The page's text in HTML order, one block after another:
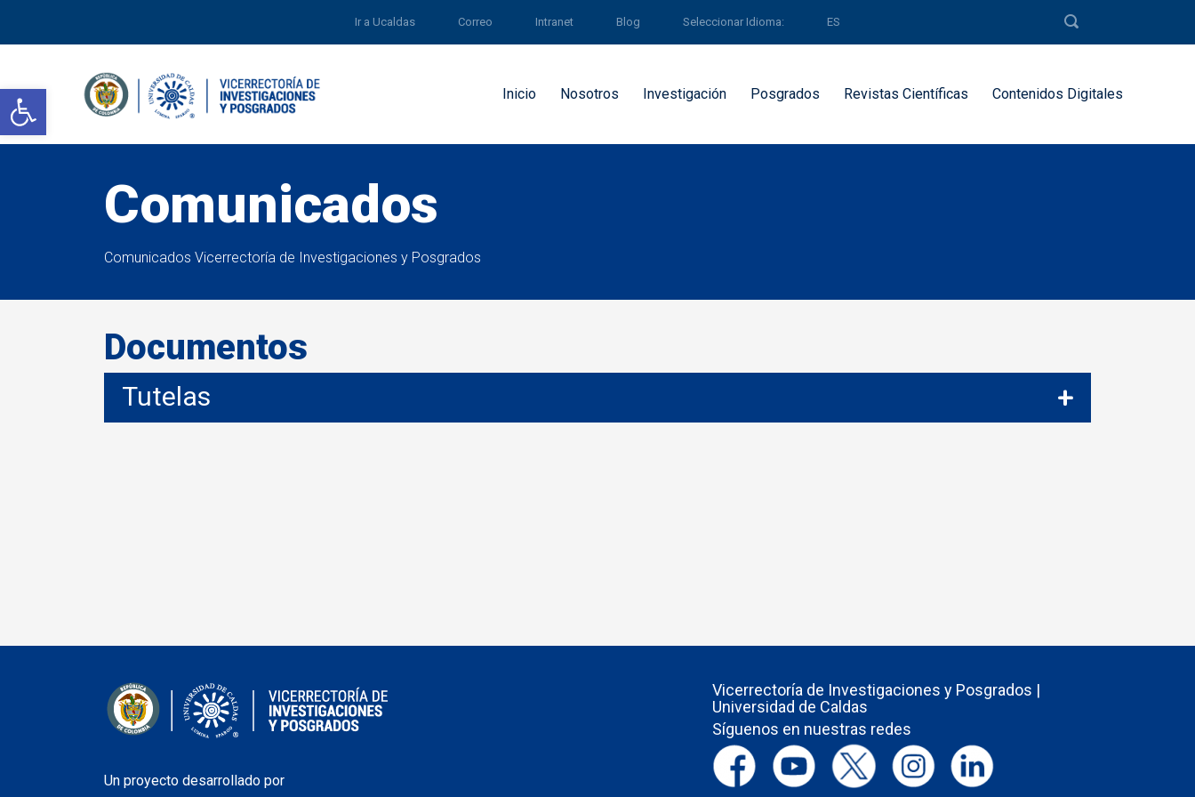
Abrir barra de herramientas
Ir a Ucaldas Correo Intranet Blog Seleccionar Idioma: ES
Inicio Nosotros Investigación Posgrados Revistas Científicas Contenidos Digitales
Comunicados
Comunicados Vicerrectoría de Investigaciones y Posgrados
Documentos
Tutelas
Un proyecto desarrollado por
Vicerrectoría de Investigaciones y Posgrados |
Universidad de Caldas
Síguenos en nuestras redes